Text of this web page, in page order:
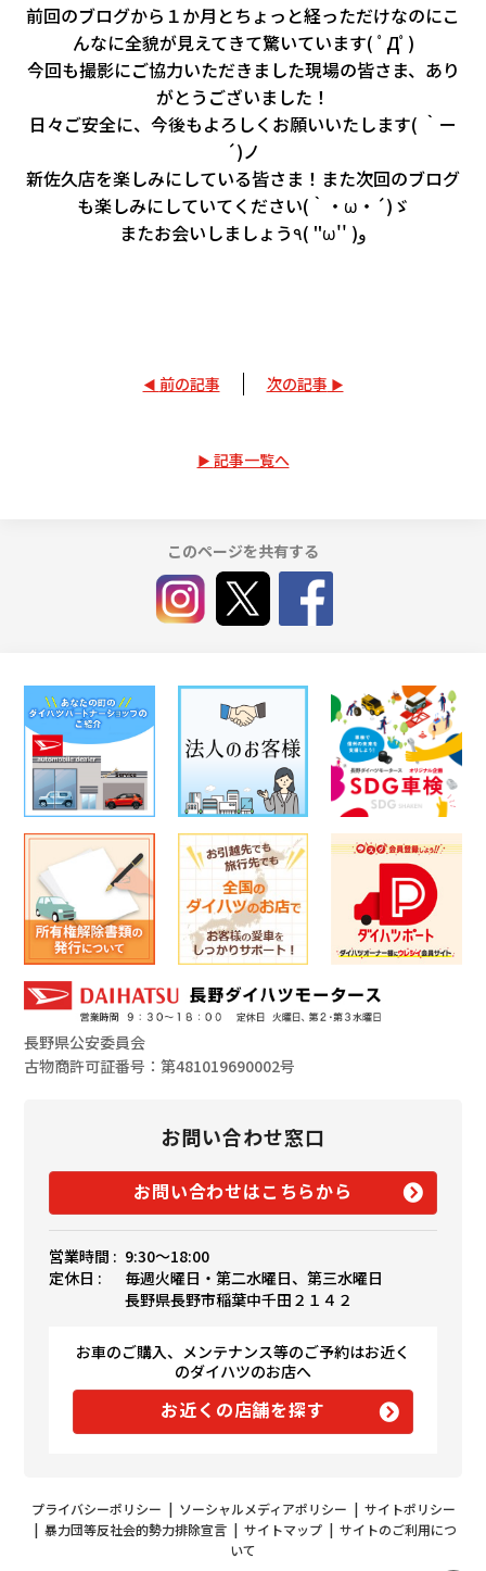
前回のブログから１か月とちょっと経っただけなのにこ
んなに全貌が見えてきて驚いています( ﾟДﾟ)
今回も撮影にご協力いただきました現場の皆さま、あり
がとうございました！
日々ご安全に、今後もよろしくお願いいたします( ｀ー
´)ノ
新佐久店を楽しみにしている皆さま！また次回のブログ
も楽しみにしていてください(｀・ω・´)ゞ
またお会いしましょう٩( ''ω'' )و
前の記事 次の記事
記事一覧へ
このページを共有する
長野県公安委員会
古物商許可証番号：第481019690002号
お問い合わせ窓口
お問い合わせはこちらから
営業時間 : 9:30〜18:00
定休日 :
毎週火曜日・第二水曜日、第三水曜日
長野県長野市稲葉中千田２１４２
お車のご購入、メンテナンス等のご予約はお近く
のダイハツのお店へ
お近くの店舗を探す
プライバシーポリシー | ソーシャルメディアポリシー | サイトポリシー
| 暴力団等反社会的勢力排除宣言| サイトマップ| サイトのご利用につ
いて